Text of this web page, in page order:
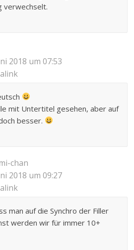
verwechselt.
2018 um 07:53
mit Untertitel gesehen, aber auf
besser.
chan
2018 um 09:27
man auf die Synchro der Filler
werden wir für immer 10+